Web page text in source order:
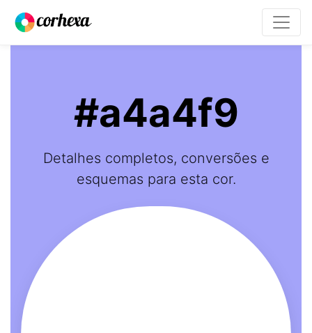
#a4a4f9
Detalhes completos, conversões e
esquemas para esta cor.